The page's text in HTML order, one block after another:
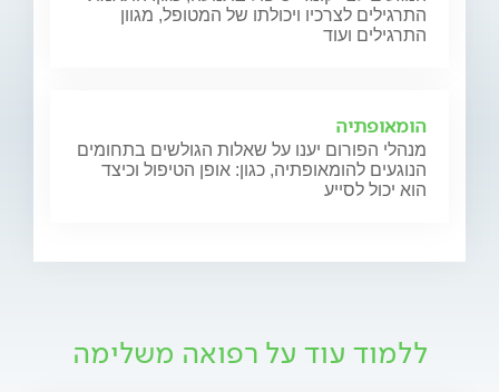
התרגילים לצרכיו ויכולתו של המטופל, מגוון
התרגילים ועוד
הומאופתיה
מנהלי הפורום יענו על שאלות הגולשים בתחומים
הנוגעים להומאופתיה, כגון: אופן הטיפול וכיצד
הוא יכול לסייע
ללמוד עוד על רפואה משלימה